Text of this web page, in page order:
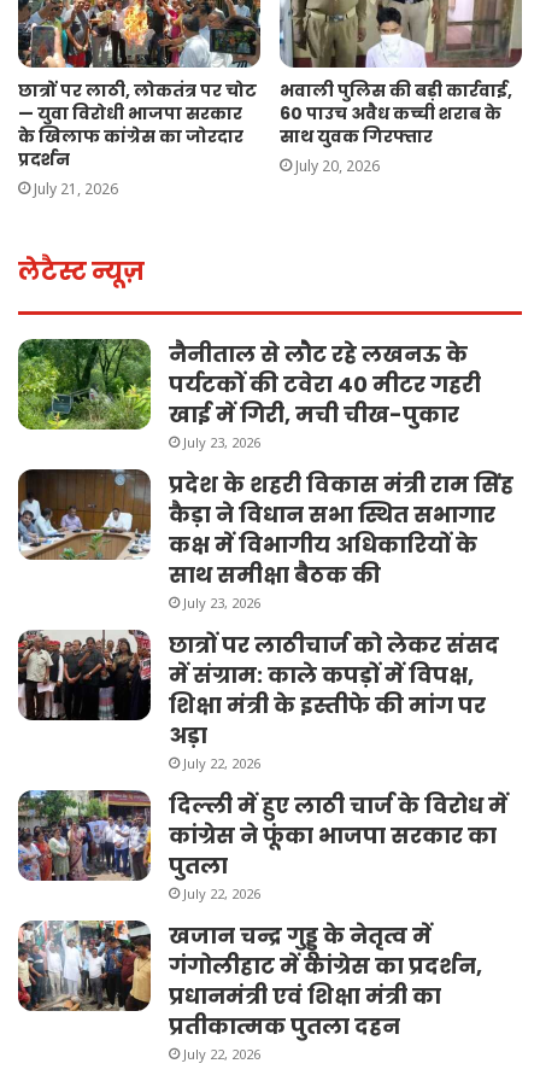
छात्रों पर लाठी, लोकतंत्र पर चोट
— युवा विरोधी भाजपा सरकार
के खिलाफ कांग्रेस का जोरदार
प्रदर्शन
July 21, 2026
भवाली पुलिस की बड़ी कार्रवाई,
60 पाउच अवैध कच्ची शराब के
साथ युवक गिरफ्तार
July 20, 2026
लेटैस्ट न्यूज़
नैनीताल से लौट रहे लखनऊ के
पर्यटकों की टवेरा 40 मीटर गहरी
खाई में गिरी, मची चीख-पुकार
July 23, 2026
प्रदेश के शहरी विकास मंत्री राम सिंह
कैड़ा ने विधान सभा स्थित सभागार
कक्ष में विभागीय अधिकारियों के
साथ समीक्षा बैठक की
July 23, 2026
छात्रों पर लाठीचार्ज को लेकर संसद
में संग्राम: काले कपड़ों में विपक्ष,
शिक्षा मंत्री के इस्तीफे की मांग पर
अड़ा
July 22, 2026
दिल्ली में हुए लाठी चार्ज के विरोध में
कांग्रेस ने फूंका भाजपा सरकार का
पुतला
July 22, 2026
खजान चन्द्र गुड्डू के नेतृत्व में
गंगोलीहाट में कांग्रेस का प्रदर्शन,
प्रधानमंत्री एवं शिक्षा मंत्री का
प्रतीकात्मक पुतला दहन
July 22, 2026